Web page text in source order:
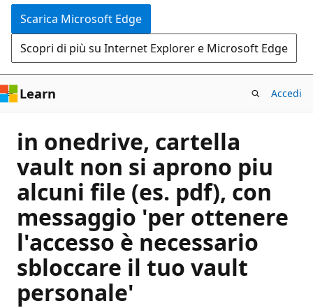
Scarica Microsoft Edge
Scopri di più su Internet Explorer e Microsoft Edge
Learn Accedi
in onedrive, cartella
vault non si aprono piu
alcuni file (es. pdf), con
messaggio 'per ottenere
l'accesso è necessario
sbloccare il tuo vault
personale'